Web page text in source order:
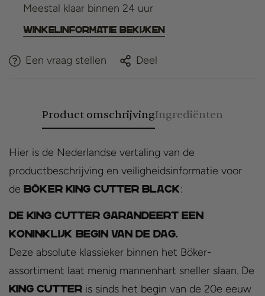
Meestal klaar binnen 24 uur
Winkelinformatie bekijken
Een vraag stellen Deel
Product omschrijvingIngrediënten
Hier is de Nederlandse vertaling van de
productbeschrijving en veiligheidsinformatie voor
de Böker King Cutter Black:
De King Cutter garandeert een
koninklijk begin van de dag.
Deze absolute klassieker binnen het Böker-
assortiment laat menig mannenhart sneller slaan. De
King Cutter is sinds het begin van de 20e eeuw